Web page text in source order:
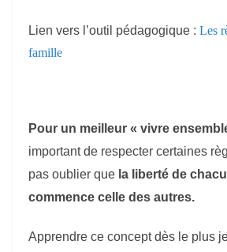
Lien vers l’outil pédagogique : Les
famille
Pour un meilleur « vivre
important de respecter certaines
pas oublier que la liberté de
commence celle des autres.
Apprendre ce concept dès le plus